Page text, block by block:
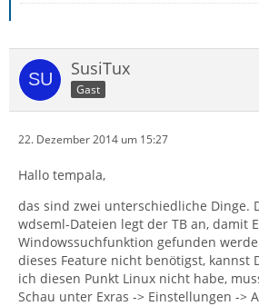
SusiTux
Gast
22. Dezember 2014 um 15:27
Hallo tempala,
das sind zwei unterschiedliche Dinge.
wdseml-Dateien legt der TB an, damit
Windowssuchfunktion gefunden
dieses Feature nicht benötigst, kannst
ich diesen Punkt Linux nicht habe,
Schau unter Exras -> Einstellungen ->